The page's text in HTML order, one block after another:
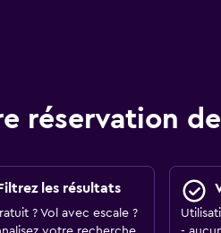
réservation
les résultats
? Vol avec escale ?